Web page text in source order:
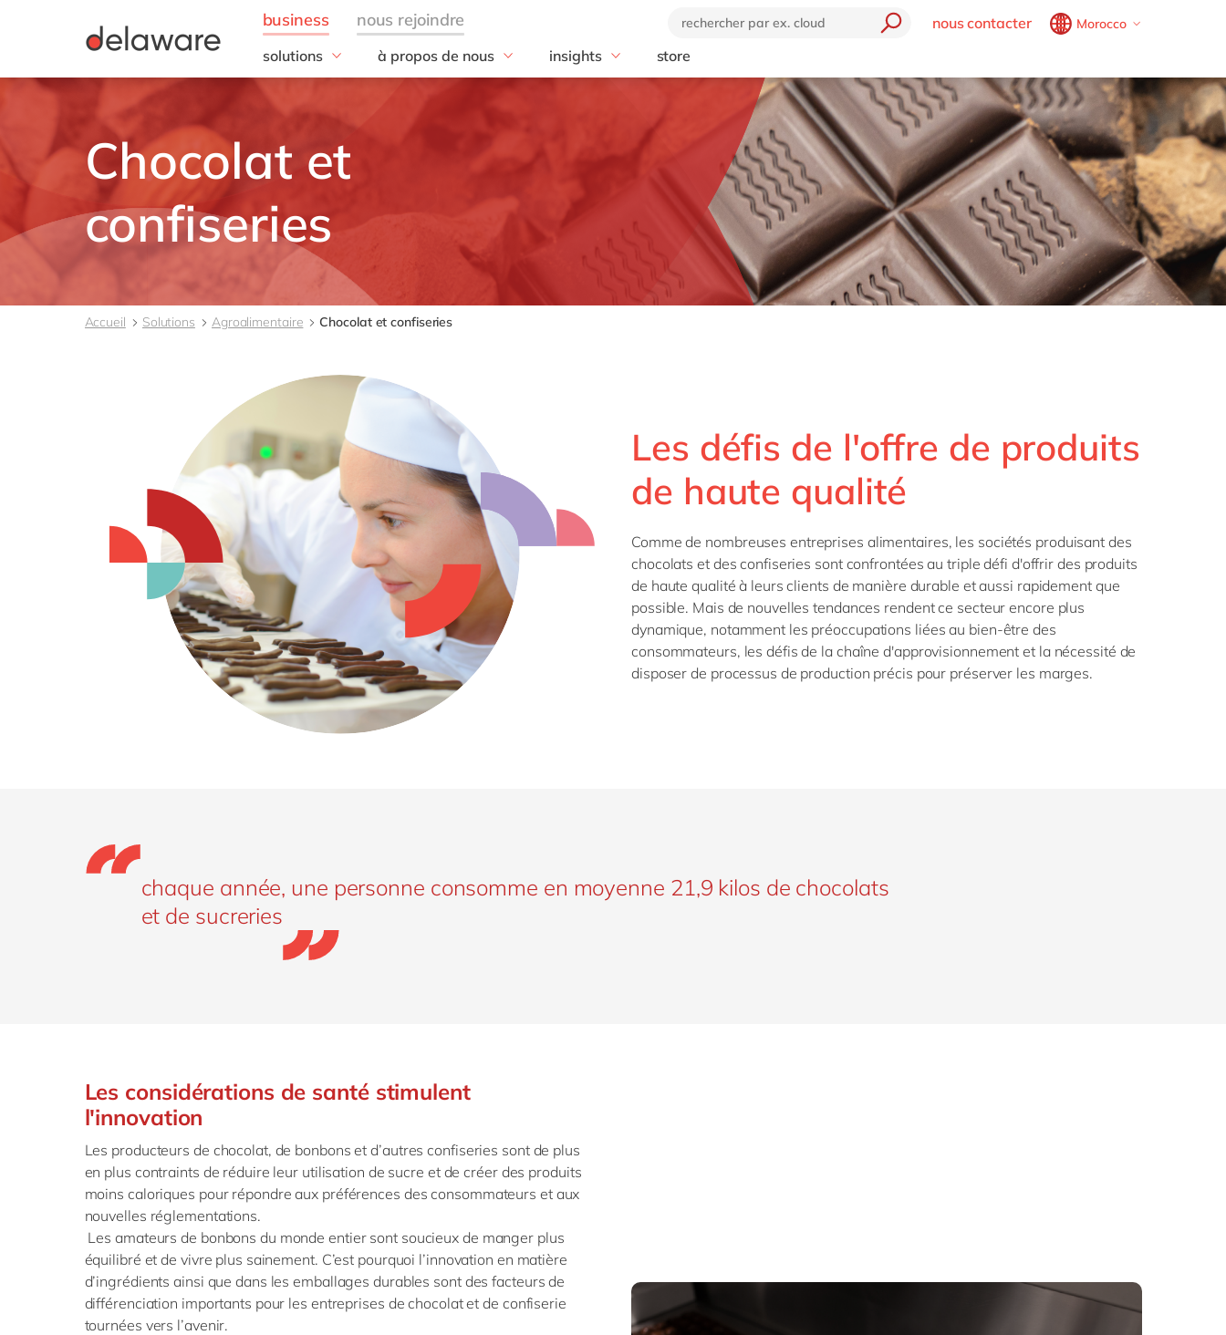
nous contacter
Morocco
Brazil
pt
China
zh
en
France
fr
Germany
de
en
Hungary
hu
en
India
en
Luxembourg
en
Singapore
en
USA & Canada
en
solutions
besoins de l'entreprise
Opérations
Finance
Vente, marketing & service
toutes nos solutions
industries
Aérospatiale et défense
Agroalimentaire
Chimie
Fabrication discrète
Ingénierie
technologies
Intégrateur SAP
Microsoft
SAP RISE
SAP S/4HANA
SAP Analytics Cloud
SAP CX
Microsoft Azure
OpenText
à propos de nous
20 ans de delaware
Responsabilité Sociétale des
Entreprises
insights
store
Chocolat et
confiseries
Accueil Solutions Agroalimentaire Chocolat et confiseries
Les défis de l'offre de produits
de haute qualité
Comme de nombreuses entreprises alimentaires, les sociétés produisant des
chocolats et des confiseries sont confrontées au triple défi d'offrir des produits
de haute qualité à leurs clients de manière durable et aussi rapidement que
possible. Mais de nouvelles tendances rendent ce secteur encore plus
dynamique, notamment les préoccupations liées au bien-être des
consommateurs, les défis de la chaîne d'approvisionnement et la nécessité de
disposer de processus de production précis pour préserver les marges.
chaque année, une personne consomme en moyenne 21,9 kilos de chocolats
et de sucreries
Les considérations de santé stimulent
l'innovation
Les producteurs de chocolat, de bonbons et d’autres confiseries sont de plus
en plus contraints de réduire leur utilisation de sucre et de créer des produits
moins caloriques pour répondre aux préférences des consommateurs et aux
nouvelles réglementations.
Les amateurs de bonbons du monde entier sont soucieux de manger plus
équilibré et de vivre plus sainement. C’est pourquoi l’innovation en matière
d’ingrédients ainsi que dans les emballages durables sont des facteurs de
différenciation importants pour les entreprises de chocolat et de confiserie
tournées vers l’avenir.